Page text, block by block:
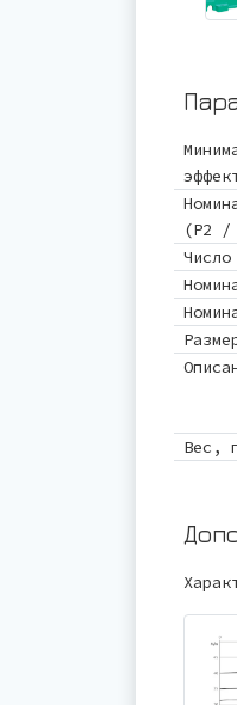
(P2 /
Вес,